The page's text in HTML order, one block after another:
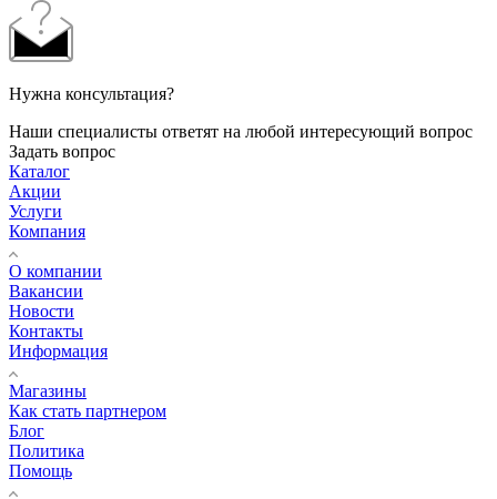
Нужна консультация?
Наши специалисты ответят на любой интересующий вопрос
Задать вопрос
Каталог
Акции
Услуги
Компания
О компании
Вакансии
Новости
Контакты
Информация
Магазины
Как стать партнером
Блог
Политика
Помощь